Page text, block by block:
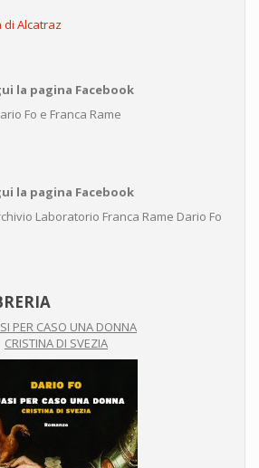
di Alcatraz
la pagina Facebook
Fo e Franca Rame
la pagina Facebook
Laboratorio Franca Rame Dario Fo
PER CASO UNA DONNA
CRISTINA DI SVEZIA